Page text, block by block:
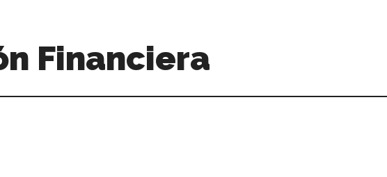
Financiera